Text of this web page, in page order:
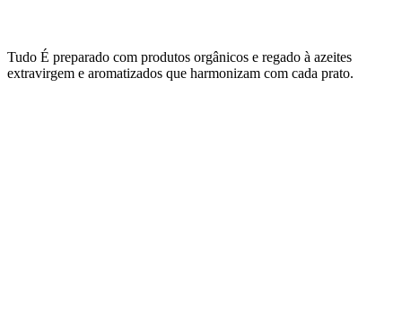
Tudo É preparado com produtos orgânicos e regado à azeites
extravirgem e aromatizados que harmonizam com cada prato.